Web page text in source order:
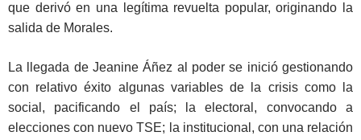
que derivó en una legítima revuelta popular, originando la
salida de Morales.
La llegada de Jeanine Áñez al poder se inició gestionando
con relativo éxito algunas variables de la crisis como la
social, pacificando el país; la electoral, convocando a
elecciones con nuevo TSE; la institucional, con una relación